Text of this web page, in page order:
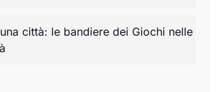
città: le bandiere dei Giochi nelle